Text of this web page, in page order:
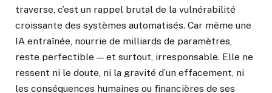
traverse, c’est un rappel brutal de la vulnérabilité
croissante des systèmes automatisés. Car même une
IA entraînée, nourrie de milliards de paramètres,
reste perfectible — et surtout, irresponsable. Elle ne
ressent ni le doute, ni la gravité d’un effacement, ni
les conséquences humaines ou financières de ses